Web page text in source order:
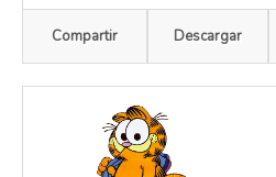
Compartir Descargar